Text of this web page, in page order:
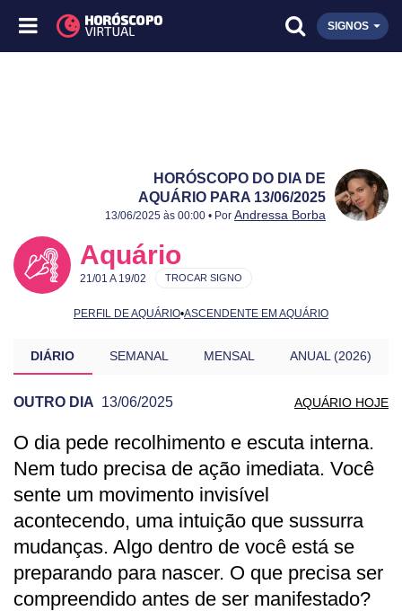
SIGNOS
HORÓSCOPO DO DIA DE
AQUÁRIO PARA 13/06/2025
Publicado:
13/06/2025
Atualizado:
13/06/2025
13/06/2025 às 00:00 • Por Andressa Borba
Aquário
21/01 A 19/02
PERFIL DE AQUÁRIO•ASCENDENTE EM AQUÁRIO
TROCAR SIGNO
DIÁRIO SEMANAL MENSAL ANUAL (2026)
OUTRO DIA 13/06/2025 AQUÁRIO HOJE
PREVISÃO DE AQUÁRIO PARA OUTRO
O dia pede recolhimento e escuta interna.
Nem tudo precisa de ação imediata. Você
sente um movimento invisível
acontecendo, uma intuição que sussurra
mudanças. Algo dentro de você está se
preparando para nascer. O que precisa ser
compreendido antes de ser manifestado?